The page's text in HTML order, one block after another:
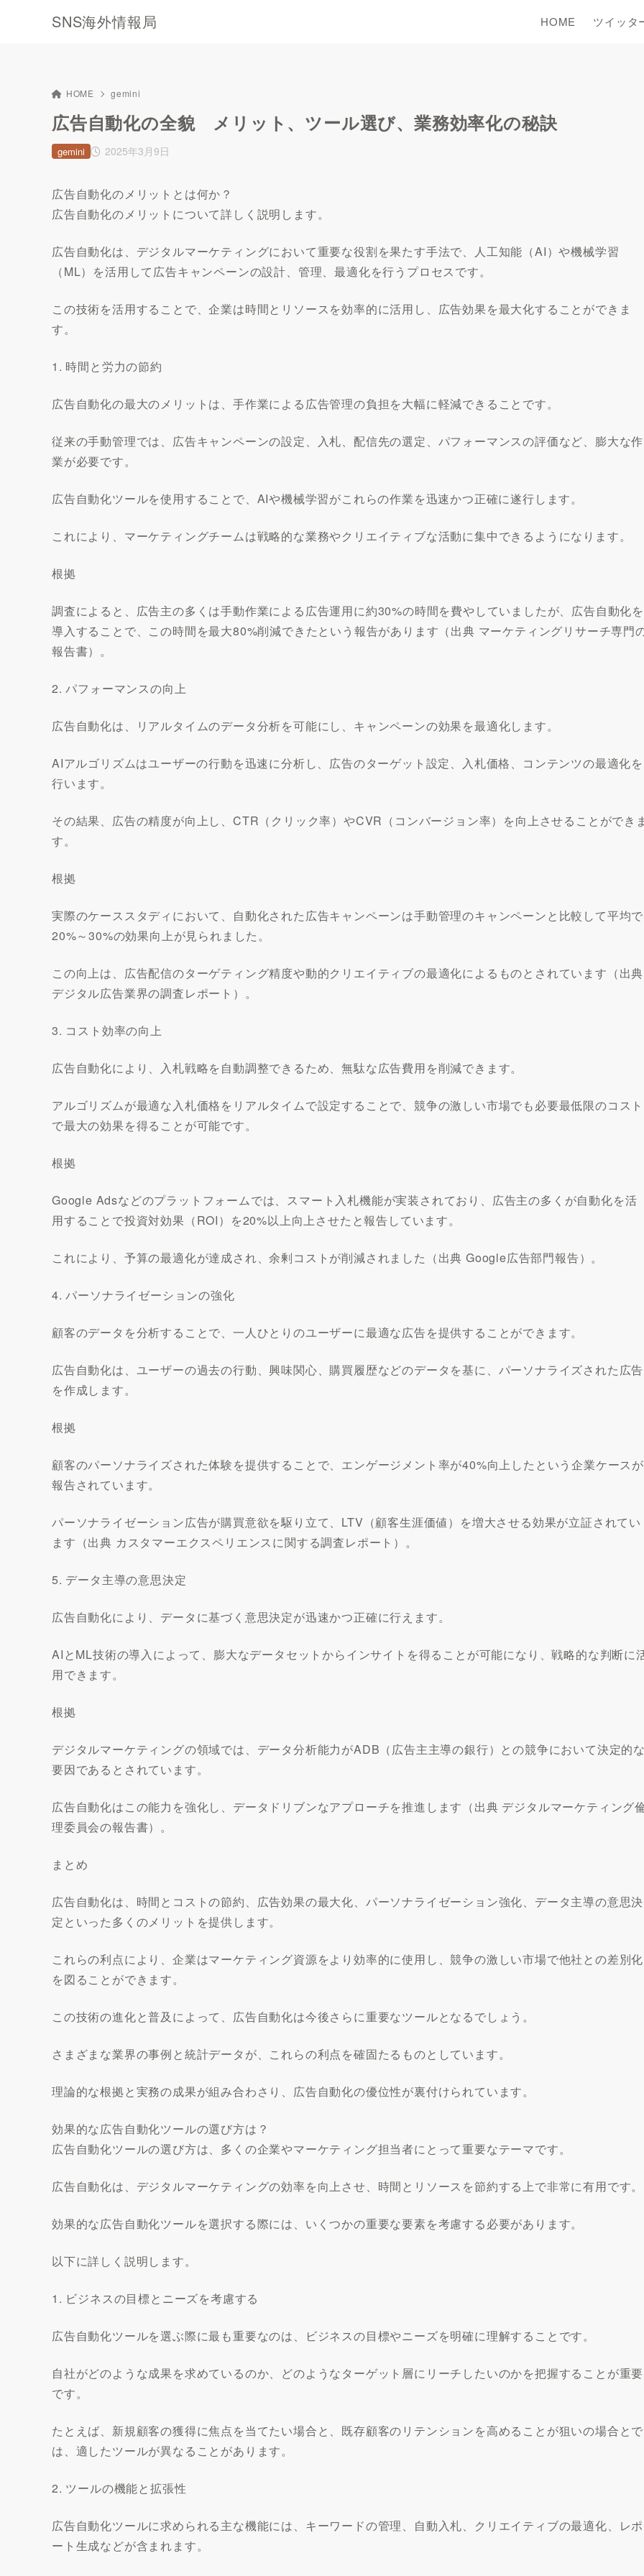
SNS海外情報局 HOME ツイッタ
HOME gemini
広告自動化の全貌 メリット、ツール選び、業務効率化の秘訣
2025年3月9日
gemini
広告自動化のメリットとは何か？
広告自動化のメリットについて詳しく説明します。
広告自動化は、デジタルマーケティングにおいて重要な役割を果たす手法で、人工知能（AI）や機械学習
（ML）を活用して広告キャンペーンの設計、管理、最適化を行うプロセスです。
この技術を活用することで、企業は時間とリソースを効率的に活用し、広告効果を最大化することができま
す。
1. 時間と労力の節約
広告自動化の最大のメリットは、手作業による広告管理の負担を大幅に軽減できることです。
従来の手動管理では、広告キャンペーンの設定、入札、配信先の選定、パフォーマンスの評価など、膨大な作
業が必要です。
広告自動化ツールを使用することで、AIや機械学習がこれらの作業を迅速かつ正確に遂行します。
これにより、マーケティングチームは戦略的な業務やクリエイティブな活動に集中できるようになります。
根拠
調査によると、広告主の多くは手動作業による広告運用に約30%の時間を費やしていましたが、広告自動化を
導入することで、この時間を最大80%削減できたという報告があります（出典 マーケティングリサーチ専門
報告書）。
2. パフォーマンスの向上
広告自動化は、リアルタイムのデータ分析を可能にし、キャンペーンの効果を最適化します。
AIアルゴリズムはユーザーの行動を迅速に分析し、広告のターゲット設定、入札価格、コンテンツの最適化を
行います。
その結果、広告の精度が向上し、CTR（クリック率）やCVR（コンバージョン率）を向上させることができ
す。
根拠
実際のケーススタディにおいて、自動化された広告キャンペーンは手動管理のキャンペーンと比較して平均で
20%～30%の効果向上が見られました。
この向上は、広告配信のターゲティング精度や動的クリエイティブの最適化によるものとされています（出典
デジタル広告業界の調査レポート）。
3. コスト効率の向上
広告自動化により、入札戦略を自動調整できるため、無駄な広告費用を削減できます。
アルゴリズムが最適な入札価格をリアルタイムで設定することで、競争の激しい市場でも必要最低限のコスト
で最大の効果を得ることが可能です。
根拠
Google Adsなどのプラットフォームでは、スマート入札機能が実装されており、広告主の多くが自動化を活
用することで投資対効果（ROI）を20%以上向上させたと報告しています。
これにより、予算の最適化が達成され、余剰コストが削減されました（出典 Google広告部門報告）。
4. パーソナライゼーションの強化
顧客のデータを分析することで、一人ひとりのユーザーに最適な広告を提供することができます。
広告自動化は、ユーザーの過去の行動、興味関心、購買履歴などのデータを基に、パーソナライズされた広告
を作成します。
根拠
顧客のパーソナライズされた体験を提供することで、エンゲージメント率が40%向上したという企業ケースが
報告されています。
パーソナライゼーション広告が購買意欲を駆り立て、LTV（顧客生涯価値）を増大させる効果が立証されてい
ます（出典 カスタマーエクスペリエンスに関する調査レポート）。
5. データ主導の意思決定
広告自動化により、データに基づく意思決定が迅速かつ正確に行えます。
AIとML技術の導入によって、膨大なデータセットからインサイトを得ることが可能になり、戦略的な判断に
用できます。
根拠
デジタルマーケティングの領域では、データ分析能力がADB（広告主主導の銀行）との競争において決定的
要因であるとされています。
広告自動化はこの能力を強化し、データドリブンなアプローチを推進します（出典 デジタルマーケティング
理委員会の報告書）。
まとめ
広告自動化は、時間とコストの節約、広告効果の最大化、パーソナライゼーション強化、データ主導の意思決
定といった多くのメリットを提供します。
これらの利点により、企業はマーケティング資源をより効率的に使用し、競争の激しい市場で他社との差別化
を図ることができます。
この技術の進化と普及によって、広告自動化は今後さらに重要なツールとなるでしょう。
さまざまな業界の事例と統計データが、これらの利点を確固たるものとしています。
理論的な根拠と実務の成果が組み合わさり、広告自動化の優位性が裏付けられています。
効果的な広告自動化ツールの選び方は？
広告自動化ツールの選び方は、多くの企業やマーケティング担当者にとって重要なテーマです。
広告自動化は、デジタルマーケティングの効率を向上させ、時間とリソースを節約する上で非常に有用です。
効果的な広告自動化ツールを選択する際には、いくつかの重要な要素を考慮する必要があります。
以下に詳しく説明します。
1. ビジネスの目標とニーズを考慮する
広告自動化ツールを選ぶ際に最も重要なのは、ビジネスの目標やニーズを明確に理解することです。
自社がどのような成果を求めているのか、どのようなターゲット層にリーチしたいのかを把握することが重要
です。
たとえば、新規顧客の獲得に焦点を当てたい場合と、既存顧客のリテンションを高めることが狙いの場合とで
は、適したツールが異なることがあります。
2. ツールの機能と拡張性
広告自動化ツールに求められる主な機能には、キーワードの管理、自動入札、クリエイティブの最適化、レポ
ート生成などが含まれます。